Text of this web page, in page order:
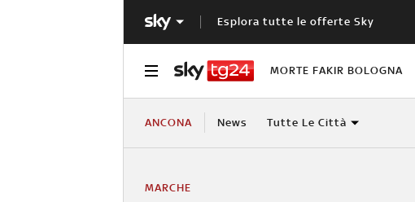
Esplora tutte le offerte Sky
MORTE FAKIR BOLOGNA
ANCONA News Tutte Le Città
MARCHE